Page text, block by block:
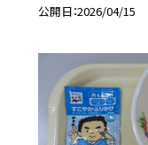
公開日 2026/04/15